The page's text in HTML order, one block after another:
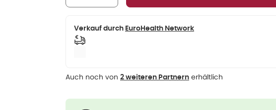
Verkauf durch EuroHealth Network
Auch noch von 2 weiteren Partnern erhältlich